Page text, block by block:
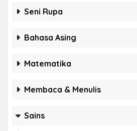
Seni Rupa
Bahasa Asing
Matematika
Membaca & Menulis
Sains